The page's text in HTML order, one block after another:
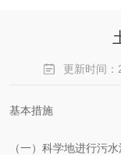
更新时间
基本措施
（一）科学地进行污